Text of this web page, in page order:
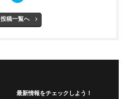
投稿一覧へ
最新情報をチェックしよう！